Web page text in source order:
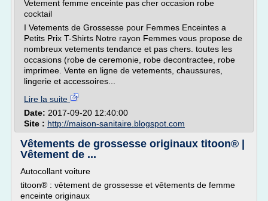
Vetement femme enceinte pas cher occasion robe
cocktail
I Vetements de Grossesse pour Femmes Enceintes a
Petits Prix T-Shirts Notre rayon Femmes vous propose de
nombreux vetements tendance et pas chers. toutes les
occasions (robe de ceremonie, robe decontractee, robe
imprimee. Vente en ligne de vetements, chaussures,
lingerie et accessoires...
Lire la suite
Date: 2017-09-20 12:40:00
Site : http://maison-sanitaire.blogspot.com
Vêtements de grossesse originaux titoon® |
Vêtement de ...
Autocollant voiture
titoon® : vêtement de grossesse et vêtements de femme
enceinte originaux